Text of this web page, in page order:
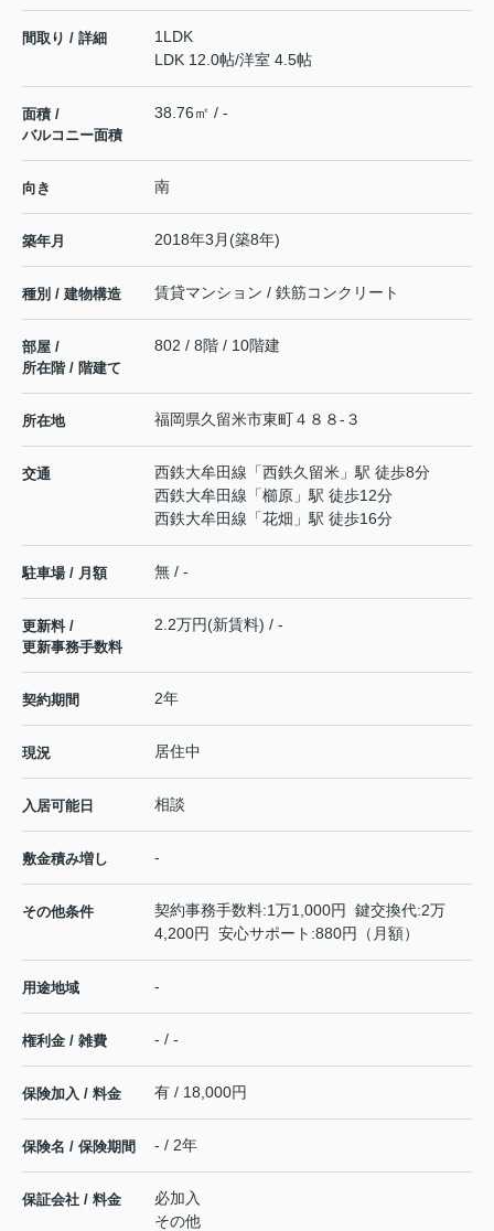
間取り / 詳細
1LDK
LDK 12.0帖/洋室 4.5帖
面積 /
バルコニー面積
38.76㎡ / -
向き 南
築年月 2018年3月(築8年)
種別 / 建物構造 賃貸マンション / 鉄筋コンクリート
部屋 /
所在階 / 階建て
802 / 8階 / 10階建
所在地 福岡県久留米市東町４８８-３
交通 西鉄大牟田線 「西鉄久留米 」駅 徒歩8分
西鉄大牟田線 「櫛原 」駅 徒歩12分
西鉄大牟田線 「花畑 」駅 徒歩16分
駐車場 / 月額 無 / -
更新料 /
更新事務手数料
2.2万円(新賃料) / -
契約期間 2年
現況 居住中
入居可能日 相談
敷金積み増し -
その他条件
契約事務手数料:1万1,000円 鍵交換代:2万
4,200円 安心サポート:880円（月額）
用途地域 -
権利金 / 雑費 - / -
保険加入 / 料金 有 / 18,000円
保険名 / 保険期間 - / 2年
保証会社 / 料金
必加入
その他